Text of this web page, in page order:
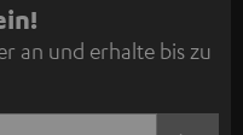
an und erhalte bis zu